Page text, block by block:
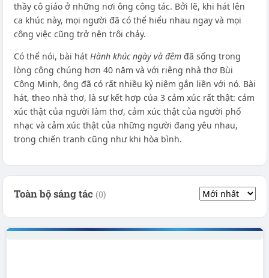
thầy cô giáo ở những nơi ông công tác. Bởi lẽ, khi hát lên
ca khúc này, mọi người đã có thể hiểu nhau ngay và mọi
công việc cũng trở nên trôi chảy.
Có thể nói, bài hát Hành khúc ngày và đêmđã sống trong
lòng công chúng hơn 40 năm và với riêng nhà thơ Bùi
Công Minh, ông đã có rất nhiều kỷ niệm gắn liền với nó. Bài
hát, theo nhà thơ, là sự kết hợp của 3 cảm xúc rất thật: cảm
xúc thật của người làm thơ, cảm xúc thật của người phổ
nhạc và cảm xúc thật của những người đang yêu nhau,
trong chiến tranh cũng như khi hòa bình.
Toàn bộ sáng tác (0)